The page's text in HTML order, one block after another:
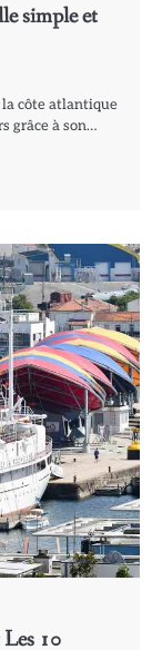
simple et
côte atlantique
grâce à son…
Les 10